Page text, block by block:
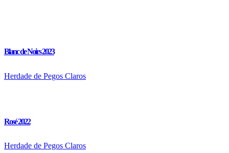
Blanc de Noirs 2023
Herdade de Pegos Claros
Rosé 2022
Herdade de Pegos Claros